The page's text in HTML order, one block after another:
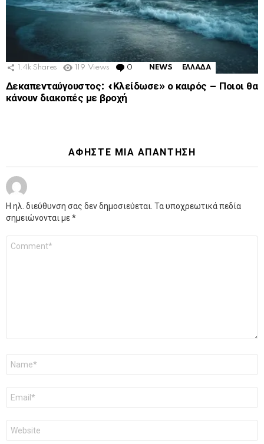
1.4k Shares 119 Views 0 Comments
NEWS ΕΛΛΑΔΑ
Δεκαπενταύγουστος: «Κλείδωσε» ο καιρός – Ποιοι θα
κάνουν διακοπές με βροχή
ΑΦΉΣΤΕ ΜΙΑ ΑΠΆΝΤΗΣΗ
Η ηλ. διεύθυνση σας δεν δημοσιεύεται. Τα υποχρεωτικά πεδία
σημειώνονται με*